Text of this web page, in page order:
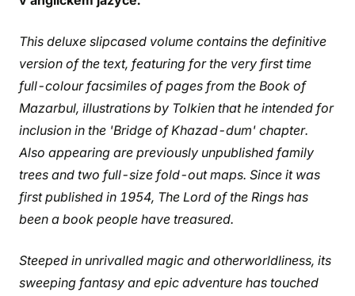
This deluxe slipcased volume contains the definitive
version of the text, featuring for the very first time
full-colour facsimiles of pages from the Book of
Mazarbul, illustrations by Tolkien that he intended for
inclusion in the 'Bridge of Khazad-dum' chapter.
Also appearing are previously unpublished family
trees and two full-size fold-out maps. Since it was
first published in 1954, The Lord of the Rings has
been a book people have treasured.
Steeped in unrivalled magic and otherworldliness, its
sweeping fantasy and epic adventure has touched